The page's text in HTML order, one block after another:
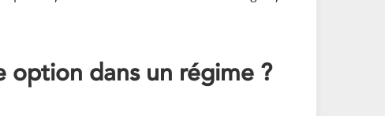
option dans un régime ?